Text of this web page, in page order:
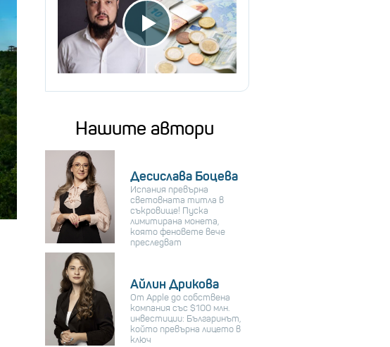
Нашите автори
Десислава Боцева
Испания превърна
световната титла в
съкровище! Пуска
лимитирана монета,
която феновете вече
преследват
Айлин Дрикова
От Apple до собствена
компания със $100 млн.
инвестиции: Българинът,
който превърна лицето в
ключ